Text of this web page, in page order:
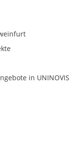
in UNINOVIS